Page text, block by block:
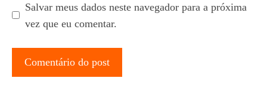
Salvar meus dados neste navegador para a próxima
vez que eu comentar.